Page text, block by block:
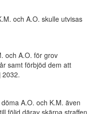
och A.O. skulle utvisas
och A.O. för grov
samt förbjöd dem att
2032.
A.O. och K.M. även
följd därav skärpa straffen.